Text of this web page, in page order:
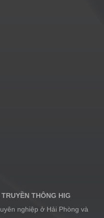
THÔNG HIG
nghiệp ở Hải Phòng và